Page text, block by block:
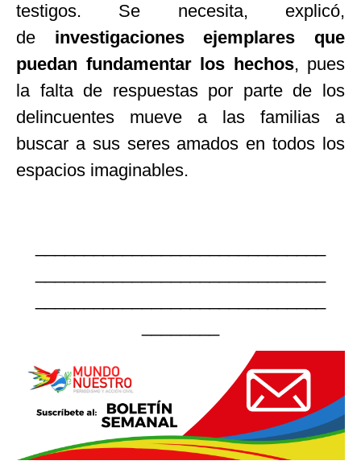
testigos. Se necesita, explicó,
de investigaciones ejemplares que
puedan fundamentar los hechos, pues
la falta de respuestas por parte de los
delincuentes mueve a las familias a
buscar a sus seres amados en todos los
espacios imaginables.